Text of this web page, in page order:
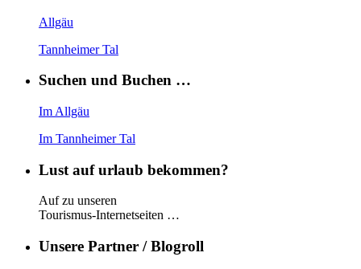
Allgäu
Tannheimer Tal
Suchen und Buchen …
Im Allgäu
Im Tannheimer Tal
Lust auf urlaub bekommen?
Auf zu unseren
Tourismus-Internetseiten …
Unsere Partner / Blogroll